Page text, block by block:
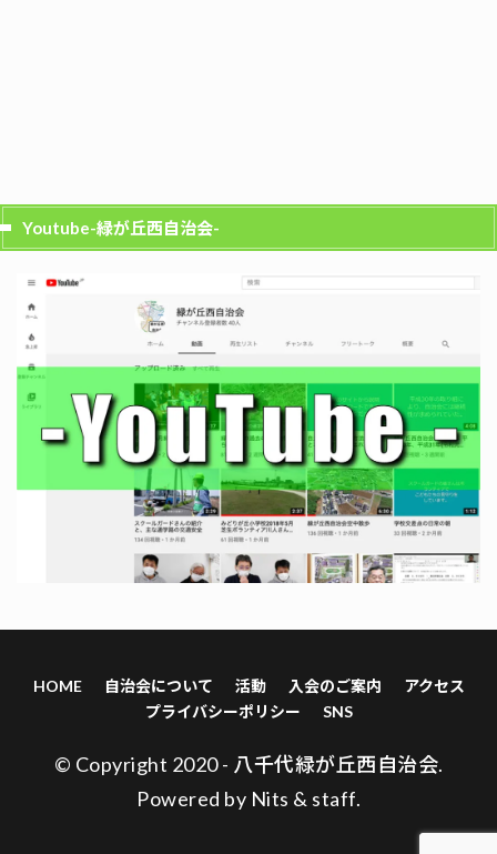
Youtube-緑が丘西自治会-
HOME 自治会について 活動 入会のご案内
アクセス
プライバシーポリシー
SNS
© Copyright 2020 - 八千代緑が丘西自治会.
Powered by Nits & staff.